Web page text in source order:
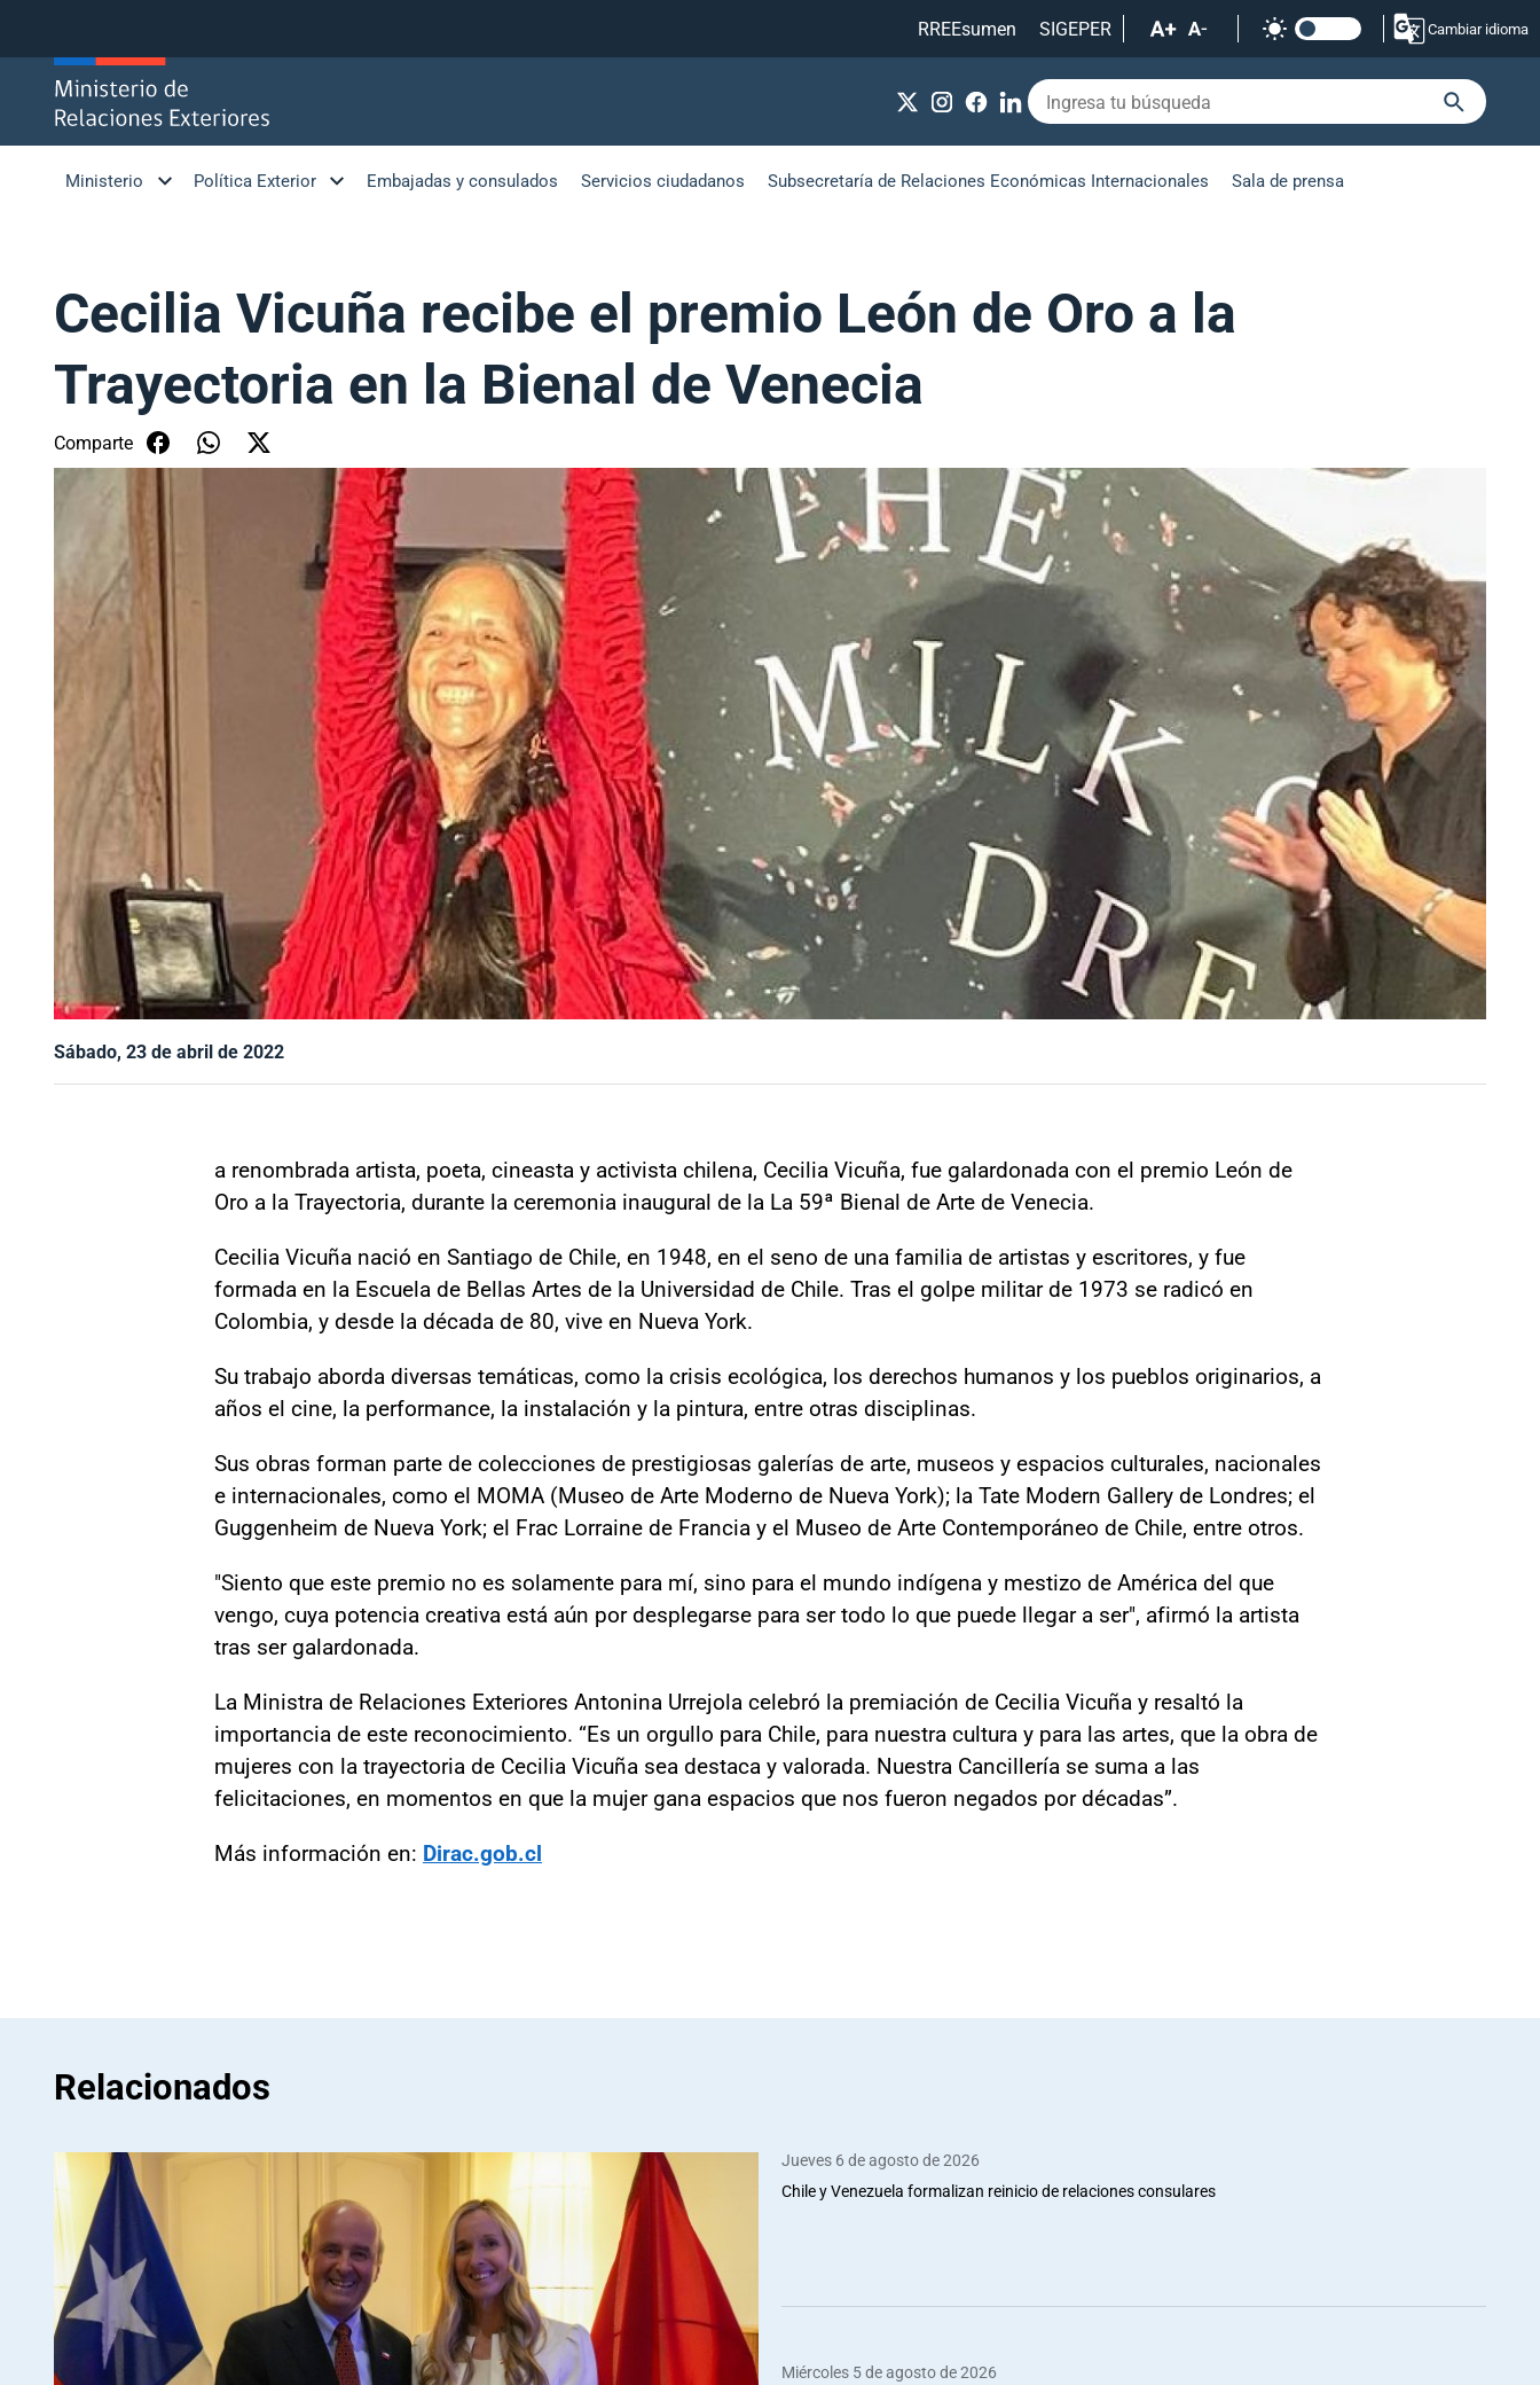
RREEsumen
SIGEPER Cambiar idioma
Ministerio Política Exterior Embajadas y consulados Servicios ciudadanos Subsecretaría de Relaciones Económicas Internacionales Sala de prensa
Cecilia Vicuña recibe el premio León de Oro a la
Trayectoria en la Bienal de Venecia
Comparte
Sábado, 23 de abril de 2022
a renombrada artista, poeta, cineasta y activista chilena, Cecilia Vicuña, fue galardonada con el premio León de
Oro a la Trayectoria, durante la ceremonia inaugural de la La 59ª Bienal de Arte de Venecia.
Cecilia Vicuña nació en Santiago de Chile, en 1948, en el seno de una familia de artistas y escritores, y fue
formada en la Escuela de Bellas Artes de la Universidad de Chile. Tras el golpe militar de 1973 se radicó en
Colombia, y desde la década de 80, vive en Nueva York.
Su trabajo aborda diversas temáticas, como la crisis ecológica, los derechos humanos y los pueblos originarios, a
años el cine, la performance, la instalación y la pintura, entre otras disciplinas.
Sus obras forman parte de colecciones de prestigiosas galerías de arte, museos y espacios culturales, nacionales
e internacionales, como el MOMA (Museo de Arte Moderno de Nueva York); la Tate Modern Gallery de Londres; el
Guggenheim de Nueva York; el Frac Lorraine de Francia y el Museo de Arte Contemporáneo de Chile, entre otros.
"Siento que este premio no es solamente para mí, sino para el mundo indígena y mestizo de América del que
vengo, cuya potencia creativa está aún por desplegarse para ser todo lo que puede llegar a ser", afirmó la artista
tras ser galardonada.
La Ministra de Relaciones Exteriores Antonina Urrejola celebró la premiación de Cecilia Vicuña y resaltó la
importancia de este reconocimiento. “Es un orgullo para Chile, para nuestra cultura y para las artes, que la obra de
mujeres con la trayectoria de Cecilia Vicuña sea destaca y valorada. Nuestra Cancillería se suma a las
felicitaciones, en momentos en que la mujer gana espacios que nos fueron negados por décadas”.
Más información en: Dirac.gob.cl
Relacionados
Jueves 6 de agosto de 2026
Chile y Venezuela formalizan reinicio de relaciones consulares
Miércoles 5 de agosto de 2026